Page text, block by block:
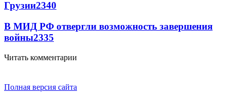
Грузии2340
В МИД РФ отвергли возможность завершения
войны2335
Читать комментарии
Полная версия сайта